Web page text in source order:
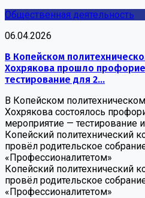
Общественная деятельность
06.04.2026
В Копейском
Хохрякова прошло
тестирование для 2...
В Копейском
Хохрякова состоялось
мероприятие — тестирование и
Копейский политехнический
провёл родительское
«Профессионалитетом»
Копейский политехнический
провёл родительское
«Профессионалитетом»